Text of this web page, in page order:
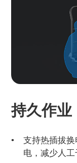
持久作业
支持热插拔
电，减少人工